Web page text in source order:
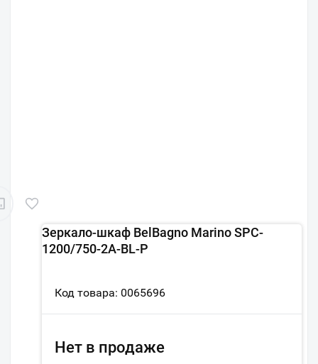
Зеркало-шкаф BelBagno Marino SPC-
1200/750-2A-BL-P
Код товара: 0065696
Нет в продаже